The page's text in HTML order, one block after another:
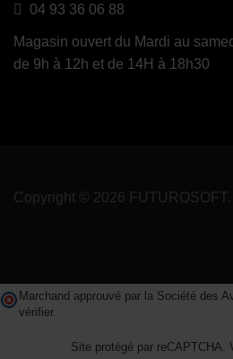
04 93 36 06 88
Magasin ouvert du Mardi au
de 9h à 12h et de 14H à 18h30
Copyright © 2026
Marchand approuvé par la Société des
vérifier.
Site protégé par reCAPTCHA.